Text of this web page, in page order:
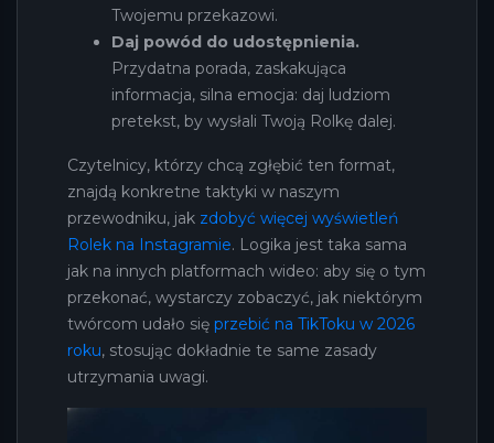
Twojemu przekazowi.
Daj powód do udostępnienia.
Przydatna porada, zaskakująca
informacja, silna emocja: daj ludziom
pretekst, by wysłali Twoją Rolkę dalej.
Czytelnicy, którzy chcą zgłębić ten format,
znajdą konkretne taktyki w naszym
przewodniku, jak zdobyć więcej wyświetleń
Rolek na Instagramie. Logika jest taka sama
jak na innych platformach wideo: aby się o tym
przekonać, wystarczy zobaczyć, jak niektórym
twórcom udało się przebić na TikToku w 2026
roku, stosując dokładnie te same zasady
utrzymania uwagi.